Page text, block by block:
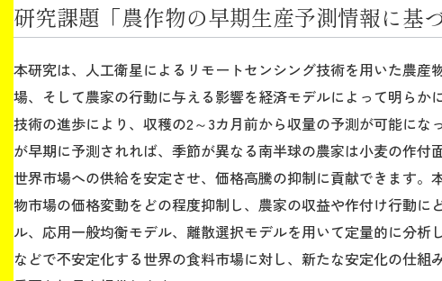
研究課題「農作物の早期生産予測情報に基
本研究は、人工衛星によるリモートセンシング技術を用いた農産
場、そして農家の行動に与える影響を経済モデルによって明らか
技術の進歩により、収穫の2～3カ月前から収量の予測が可能にな
が早期に予測されれば、季節が異なる南半球の農家は小麦の作付
世界市場への供給を安定させ、価格高騰の抑制に貢献できます。
物市場の価格変動をどの程度抑制し、農家の収益や作付け行動に
ル、応用一般均衡モデル、離散選択モデルを用いて定量的に分析
などで不安定化する世界の食料市場に対し、新たな安定化の仕組